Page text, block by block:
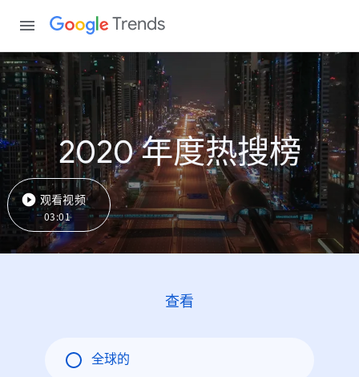
Trends
2020 年度热搜榜
观看视频
03:01
查看
全球的